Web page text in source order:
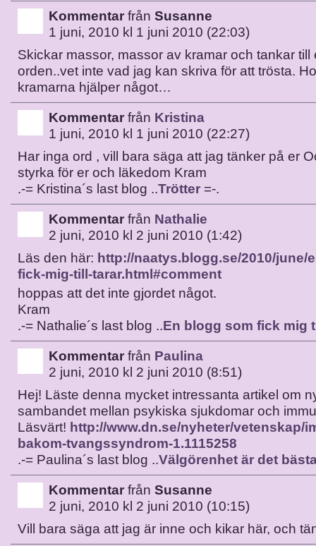
Kommentar från Susanne
1 juni, 2010 kl 1 juni 2010 (22:03)
Skickar massor, massor av kramar och tankar till
orden..vet inte vad jag kan skriva för att trösta.
kramarna hjälper något…
Kommentar från Kristina
1 juni, 2010 kl 1 juni 2010 (22:27)
Har inga ord , vill bara säga att jag tänker på er
styrka för er och läkedom Kram
.-= Kristina´s last blog ..Trötter =-.
Kommentar från Nathalie
2 juni, 2010 kl 2 juni 2010 (1:42)
Läs den här: http://naatys.blogg.se/2010/june/
fick-mig-till-tarar.html#comment
hoppas att det inte gjordet något.
Kram
.-= Nathalie´s last blog ..En blogg som fick mig
Kommentar från Paulina
2 juni, 2010 kl 2 juni 2010 (8:51)
Hej! Läste denna mycket intressanta artikel om
sambandet mellan psykiska sjukdomar och
Läsvärt! http://www.dn.se/nyheter/vetenskap/
bakom-tvangssyndrom-1.1115258
.-= Paulina´s last blog ..Välgörenhet är det
Kommentar från Susanne
2 juni, 2010 kl 2 juni 2010 (10:15)
Vill bara säga att jag är inne och kikar här, och